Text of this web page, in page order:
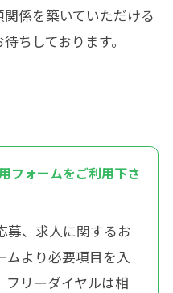
係を築いていただける
ちしております。
フォームをご利用下さ
募、求人に関するお
ムより必要項目を入
フリーダイヤルは相